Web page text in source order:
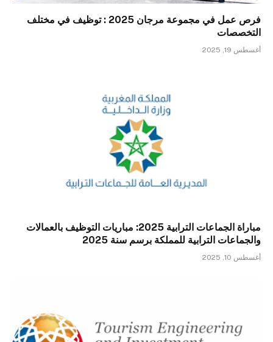
فرص عمل في مجموعة مرجان 2025 : توظيف في مختلف
التخصصات
أغسطس 19, 2025
مباراة الجماعات الترابية 2025: مباريات التوظيف بالعمالات
والجماعات الترابية للمملكة برسم سنة 2025
أغسطس 10, 2025